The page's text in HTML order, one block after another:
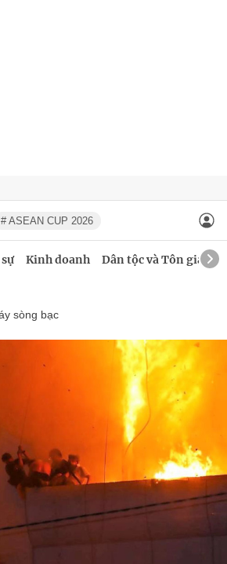
# ASEAN CUP 2026
Kinh doanh Dân tộc và Tôn giáo
sòng bạc